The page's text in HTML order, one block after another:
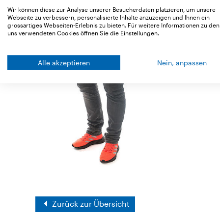
Zurück zur Übersicht
Wir können diese zur Analyse unserer Besucherdaten platzieren, um unsere
Webseite zu verbessern, personalisierte Inhalte anzuzeigen und Ihnen ein
grossartiges Webseiten-Erlebnis zu bieten. Für weitere Informationen zu
uns verwendeten Cookies öffnen Sie die Einstellungen.
Alle akzeptieren Nein, anpassen